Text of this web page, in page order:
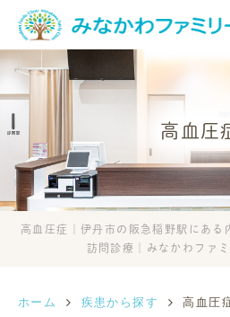
高血圧
高血圧症｜伊丹市の阪急稲野駅にある
訪問診療｜みなかわファ
ホーム 疾患から探す 高血圧